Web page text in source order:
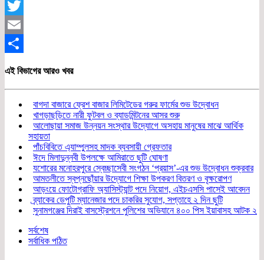
Facebook
Twitter
Email
এই বিভাগের আরও খবর
বাগদা বাজারে ফ্রেশ বাজার লিমিটেডের গরুর ফার্মের শুভ উদ্বোধন
খাগড়াছড়িতে নারী ফুটবল ও ব্যাডমিন্টনের আসর শুরু
আলোছায়া সমাজ উন্নয়ন সংস্থার উদ্যোগে অসহায় মানুষের মাঝে আর্থিক
সহায়তা
পাঁচবিবিতে এ্যাম্পুলসহ মাদক ব্যবসায়ী গ্রেফতার
ঈদে মিলাদুন্নবী উপলক্ষে আমিরাতে ছুটি ঘোষণা
যশোরের মনোহরপুরে স্বেচ্ছাসেবী সংগঠন ‘প্রয়াস’-এর শুভ উদ্বোধন শুক্রবার
আমতলীতে স্বপ্নছোঁয়ার উদ্যোগে শিক্ষা উপকরণ বিতরণ ও বৃক্ষরোপণ
আড়ংয়ে ফোটোগ্রাফি অ্যাসিস্ট্যান্ট পদে নিয়োগ, এইচএসসি পাসেই আবেদন
ব্র্যাকের ডেপুটি ম্যানেজার পদে চাকরির সুযোগ, সপ্তাহে ২ দিন ছুটি
সুনামগঞ্জের দিরাই বাসস্ট্রেশনে পুলিশের অভিযানে ৪০০ পিস ইয়াবাসহ আটক ২
সর্বশেষ
সর্বাধিক পঠিত